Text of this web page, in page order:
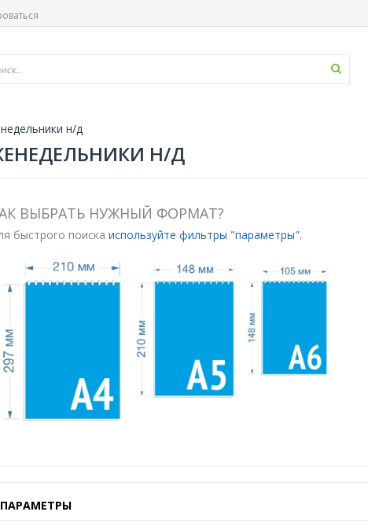
н/д
Н/Д
ВЫБРАТЬ НУЖНЫЙ ФОРМАТ?
быстрого поиска используйте фильтры "параметры".
ПАРАМЕТРЫ